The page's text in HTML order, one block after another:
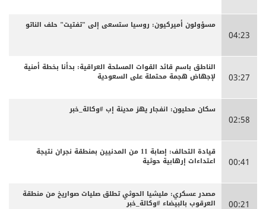
04:23
مسؤولون أميركيون: روسيا ستسعى إلى "تفتيت" حلف الناتو
03:27
الناطق باسم قائد القوات المسلحة العراقية: بدأنا بخطة أمنية
لإجهاض هجمة محتملة على السعودية
02:58
سكان محليون: انفجار يهز مدينة إب #وكالة_خبر
00:41
قيادة التحالف: إصابة 11 من المدنيين بمنطقة نجران نتيجة
اعتداءات إرهابية حوثية
00:21
مصدر عسكري: مليشيا الحوثي تطلق صليات صواريخ من منطقة
العرقوب بالبيضاء #وكالة_خبر